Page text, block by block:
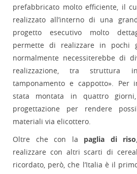
prefabbricato molto efficiente, il
realizzato all’interno di una
progetto esecutivo molto
permette di realizzare in pochi
normalmente necessiterebbe di
realizzazione, tra struttura
tamponamento e cappotto». Per
stata montata in quattro
progettazione per rendere
materiali via elicottero.
Oltre che con la paglia di riso
realizzare con altri scarti di
ricordato, però, che l’Italia è il